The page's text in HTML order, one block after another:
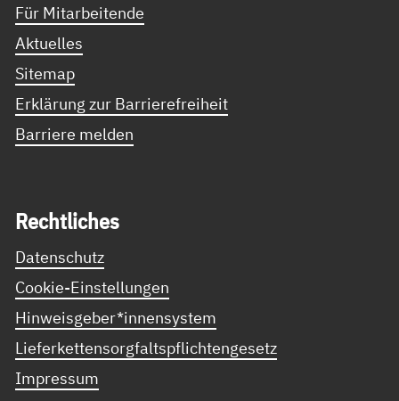
Für Mitarbeitende
Aktuelles
Sitemap
Erklärung zur Barrierefreiheit
Barriere melden
Recht­li­ches
Datenschutz
Cookie-Einstellungen
Hinweisgeber*innensystem
Lieferkettensorgfaltspflichtengesetz
Impressum